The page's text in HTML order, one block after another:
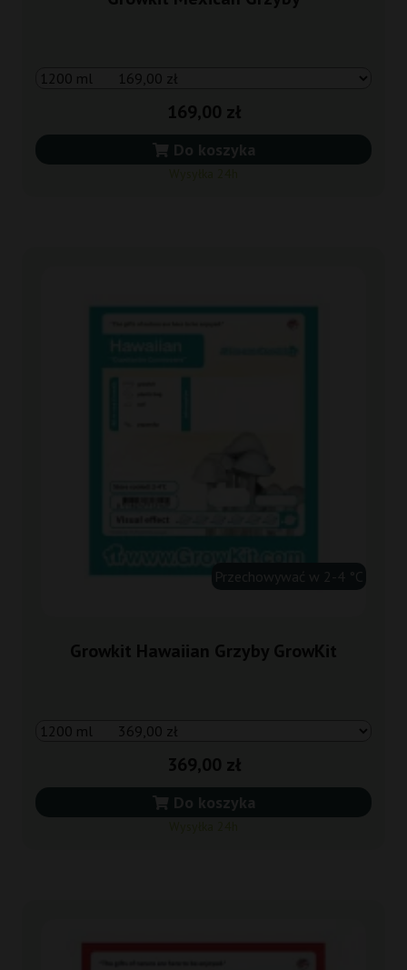
169,00 zł
Do koszyka
Growkit Hawaiian Grzyby GrowKit
369,00 zł
Do koszyka